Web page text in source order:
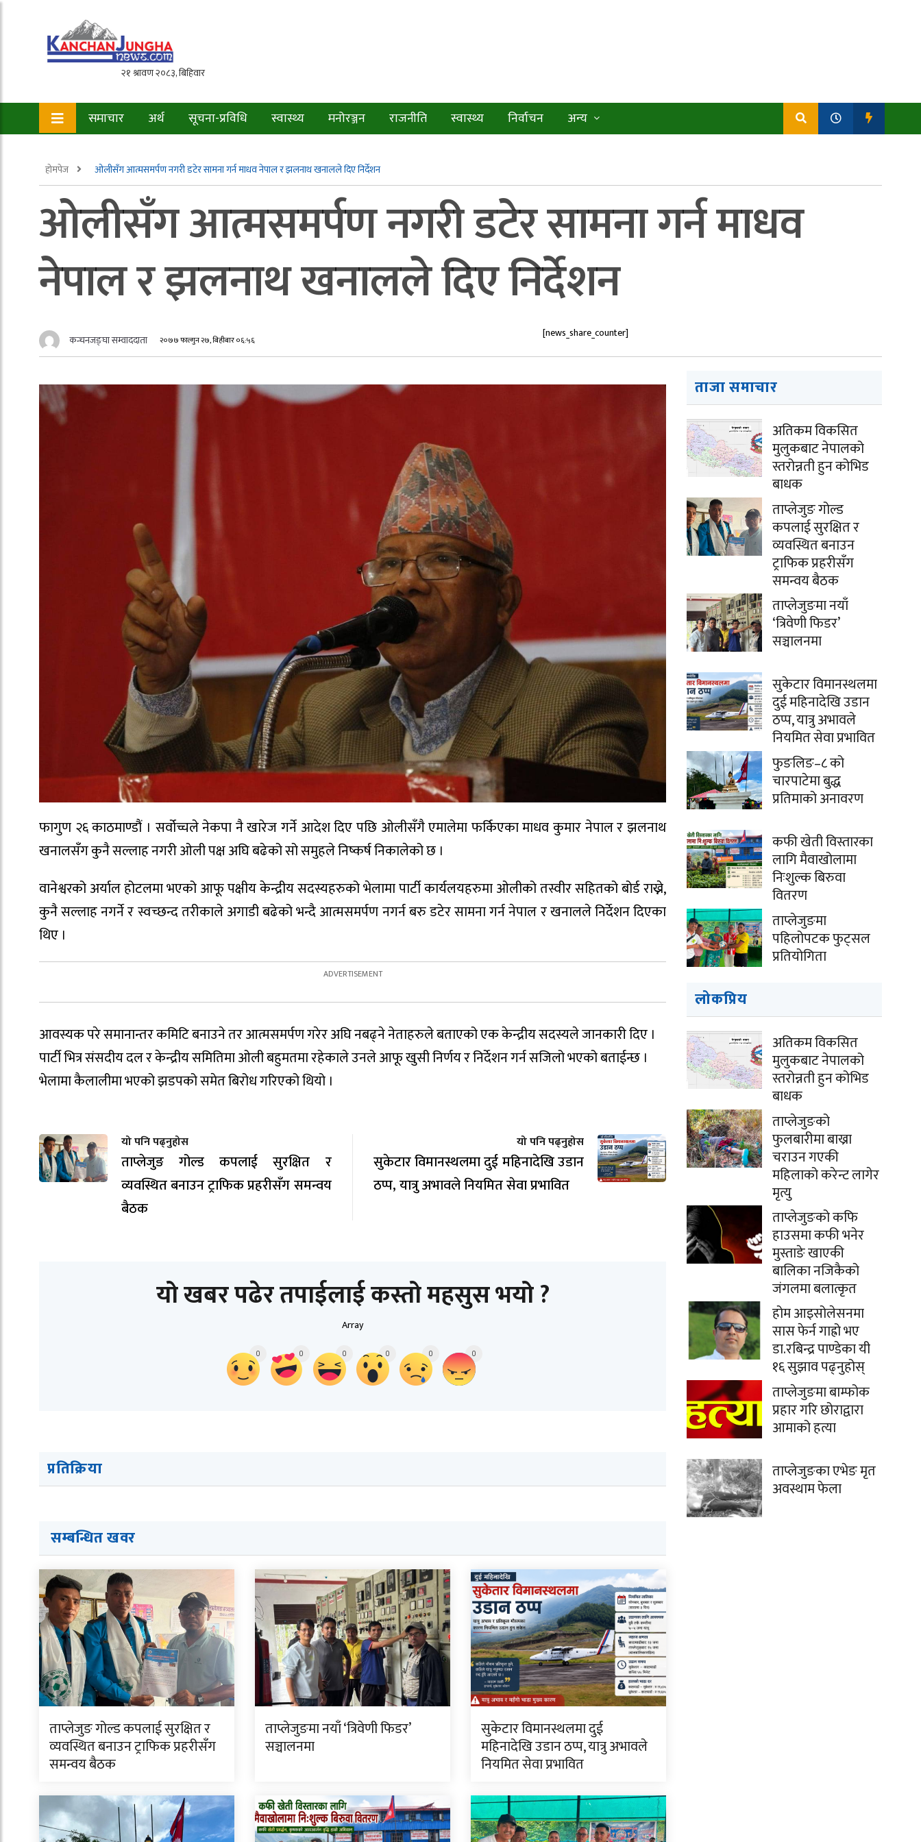
समाचार अर्थ सूचना-प्रविधि स्वास्थ्य मनोरञ्जन राजनीति स्वास्थ्य निर्वाचन अन्य
होमपेज ओलीसँग आत्मसमर्पण नगरी डटेर सामना गर्न माधव नेपाल र झलनाथ खनालले दिए निर्देशन
ओलीसँग आत्मसमर्पण नगरी डटेर सामना गर्न माधव
नेपाल र झलनाथ खनालले दिए निर्देशन
कन्चनजङ्घा सम्वाददाता २०७७ फाल्गुन २७, बिहीबार ०६:५६ [news_share_counter]
फागुण २६ काठमाण्डौं । सर्वोच्चले नेकपा नै खारेज गर्ने आदेश दिए पछि ओलीसँगै एमालेमा फर्किएका माधव कुमार नेपाल र झलनाथ
खनालसँग कुनै सल्लाह नगरी ओली पक्ष अघि बढेको सो समुहले निष्कर्ष निकालेको छ ।
वानेश्वरको अर्याल होटलमा भएको आफू पक्षीय केन्द्रीय सदस्यहरुको भेलामा पार्टी कार्यलयहरुमा ओलीको तस्वीर सहितको बोर्ड राख्ने,
कुनै सल्लाह नगर्ने र स्वच्छन्द तरीकाले अगाडी बढेको भन्दै आत्मसमर्पण नगर्न बरु डटेर सामना गर्न नेपाल र खनालले निर्देशन दिएका
थिए ।
आवस्यक परे समानान्तर कमिटि बनाउने तर आत्मसमर्पण गरेर अघि नबढ्ने नेताहरुले बताएको एक केन्द्रीय सदस्यले जानकारी दिए ।
पार्टी भित्र संसदीय दल र केन्द्रीय समितिमा ओली बहुमतमा रहेकाले उनले आफू खुसी निर्णय र निर्देशन गर्न सजिलो भएको बताईन्छ ।
भेलामा कैलालीमा भएको झडपको समेत बिरोध गरिएको थियो ।
यो पनि पढ्नुहोस
ताप्लेजुङ गोल्ड कपलाई सुरक्षित र
व्यवस्थित बनाउन ट्राफिक प्रहरीसँग समन्वय
बैठक
यो पनि पढ्नुहोस
सुकेटार विमानस्थलमा दुई महिनादेखि उडान
ठप्प, यात्रु अभावले नियमित सेवा प्रभावित
यो खबर पढेर तपाईलाई कस्तो महसुस भयो ?
Array
0 0 0 0 0 0
प्रतिक्रिया
सम्बन्धित खवर
ताप्लेजुङ गोल्ड कपलाई सुरक्षित र
व्यवस्थित बनाउन ट्राफिक प्रहरीसँग
समन्वय बैठक
ताप्लेजुङमा नयाँ ‘त्रिवेणी फिडर’
सञ्चालनमा
सुकेटार विमानस्थलमा दुई
महिनादेखि उडान ठप्प, यात्रु अभावले
नियमित सेवा प्रभावित
ताजा समाचार
अतिकम विकसित
मुलुकबाट नेपालको
स्तरोन्नती हुन कोभिड
बाधक
ताप्लेजुङ गोल्ड
कपलाई सुरक्षित र
व्यवस्थित बनाउन
ट्राफिक प्रहरीसँग
समन्वय बैठक
ताप्लेजुङमा नयाँ
‘त्रिवेणी फिडर’
सञ्चालनमा
सुकेटार विमानस्थलमा
दुई महिनादेखि उडान
ठप्प, यात्रु अभावले
नियमित सेवा प्रभावित
फुङलिङ–८ को
चारपाटेमा बुद्ध
प्रतिमाको अनावरण
कफी खेती विस्तारका
लागि मैवाखोलामा
निःशुल्क बिरुवा
वितरण
ताप्लेजुङमा
पहिलोपटक फुट्सल
प्रतियोगिता
लोकप्रिय
अतिकम विकसित
मुलुकबाट नेपालको
स्तरोन्नती हुन कोभिड
बाधक
ताप्लेजुङको
फुलबारीमा बाख्रा
चराउन गएकी
महिलाको करेन्ट लागेर
मृत्यु
ताप्लेजुङको कफि
हाउसमा कफी भनेर
मुस्ताङे खाएकी
बालिका नजिकैको
जंगलमा बलात्कृत
होम आइसोलेसनमा
सास फेर्न गाह्रो भए
डा.रबिन्द्र पाण्डेका यी
१६ सुझाव पढ्नुहोस्
ताप्लेजुङमा बाम्फोक
प्रहार गरि छोराद्वारा
आमाको हत्या
ताप्लेजुङका एभेङ मृत
अवस्थाम फेला